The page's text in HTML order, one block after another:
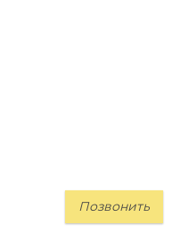
Позвонить